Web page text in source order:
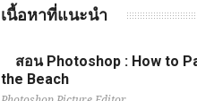
เนื้อหาที่แนะนำ
สอน Photoshop : How to
the Beach